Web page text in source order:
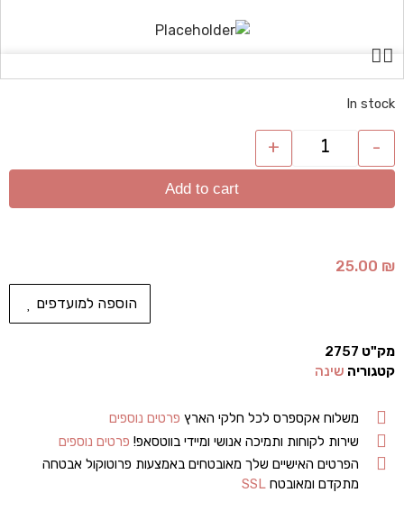
In stock
-
+
Add to cart
25.00 ₪
הוספה למועדפים
מק"ט 2757
קטגוריה שינה
משלוח אקספרס לכל חלקי הארץ פרטים נוספים
שירות לקוחות ותמיכה אנושי ומיידי בווטסאפ! פרטים נוספים
הפרטים האישיים שלך מאובטחים באמצעות פרוטוקול אבטחה
מתקדם ומאובטחSSL